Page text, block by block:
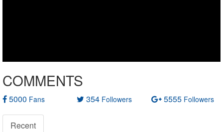
COMMENTS
5000 Fans 354 Followers 5555 Followers
Recent